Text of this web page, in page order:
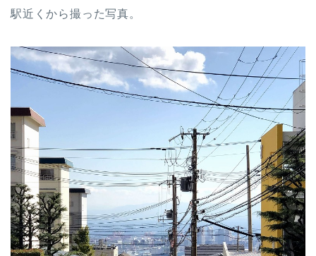
駅近くから撮った写真。